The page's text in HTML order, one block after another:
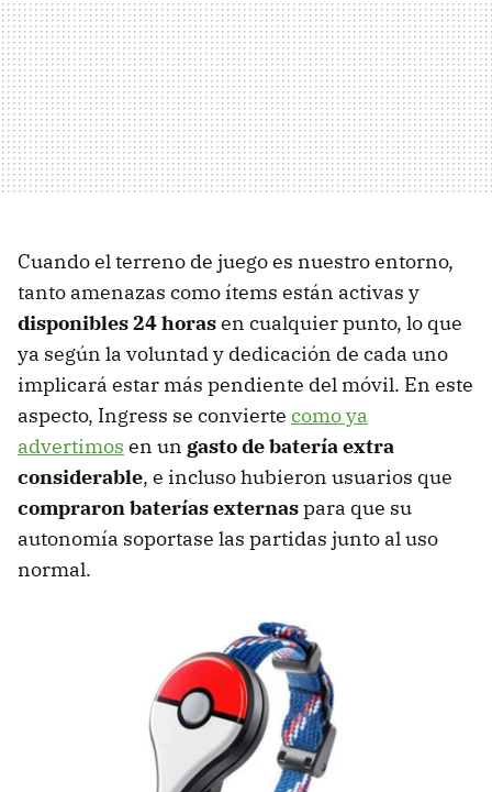
Cuando el terreno de juego es nuestro entorno,
tanto amenazas como ítems están activas y
disponibles 24 horasen cualquier punto, lo que
ya según la voluntad y dedicación de cada uno
implicará estar más pendiente del móvil. En este
aspecto, Ingress se convierte como ya
advertimos en un gasto de batería extra
considerable, e incluso hubieron usuarios que
compraron baterías externaspara que su
autonomía soportase las partidas junto al uso
normal.